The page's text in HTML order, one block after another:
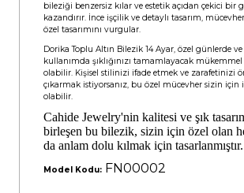
bileziği benzersiz kılar ve estetik açıdan çekici bir
kazandırır. İnce işçilik ve detaylı tasarım,
özel tasarımını vurgular.
Dorika Toplu Altın Bilezik 14 Ayar, özel günlerde
kullanımda şıklığınızı tamamlayacak
olabilir. Kişisel stilinizi ifade etmek ve zarafetinizi
çıkarmak istiyorsanız, bu özel mücevher sizin için
olabilir.
Cahide Jewelry'nin kalitesi ve şık
birleşen bu bilezik, sizin için özel olan
da anlam dolu kılmak için tasarlanmıştır.
Model Kodu: FN00002